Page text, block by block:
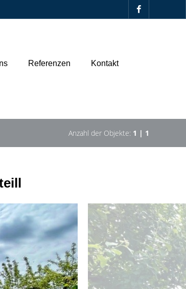
Referenzen Kontakt
Anzahl der Objekte: 1 | 1